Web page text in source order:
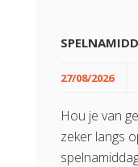
27/08/2026
Hou je van
zeker langs